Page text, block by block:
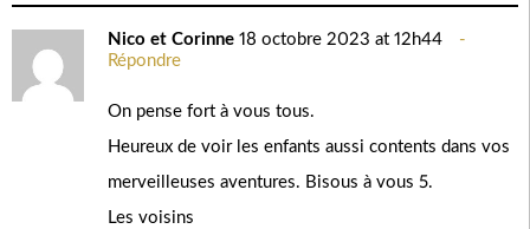
Nico et Corinne 18 octobre 2023 at 12h44
Répondre
On pense fort à vous tous.
Heureux de voir les enfants aussi contents dans vos
merveilleuses aventures. Bisous à vous 5.
Les voisins